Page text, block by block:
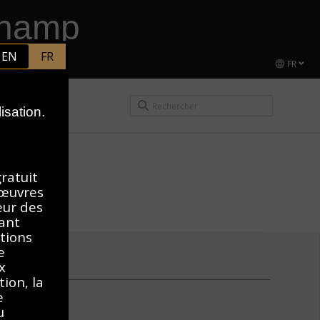
FR
DUCHAMP
EN FR
des
la